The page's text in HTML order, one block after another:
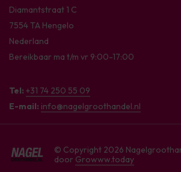
Diamantstraat 1 C
7554 TA Hengelo
Nederland
Bereikbaar ma t/m vr 9:00-17:00
Tel: +31 74 250 55 09
E-mail: info@nagelgroothandel.nl
© Copyright 2026
door Growww.today